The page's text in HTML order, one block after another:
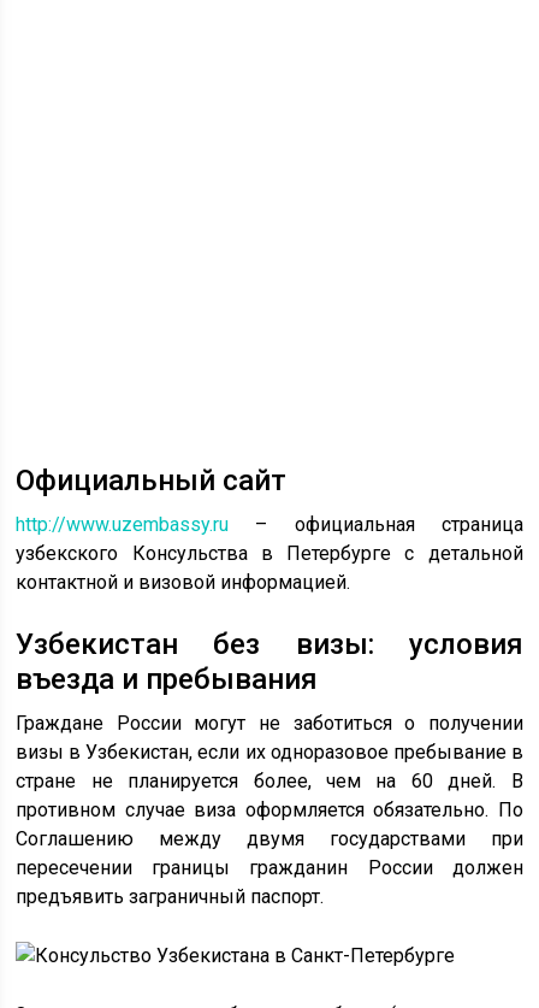
Официальный сайт
http://www.uzembassy.ru – официальная страница
узбекского Консульства в Петербурге с детальной
контактной и визовой информацией.
Узбекистан без визы: условия
въезда и пребывания
Граждане России могут не заботиться о получении
визы в Узбекистан, если их одноразовое пребывание в
стране не планируется более, чем на 60 дней. В
противном случае виза оформляется обязательно. По
Соглашению между двумя государствами при
пересечении границы гражданин России должен
предъявить заграничный паспорт.